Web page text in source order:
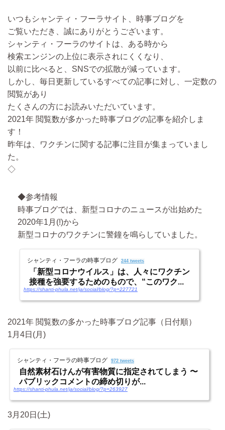
いつもシャンティ・フーラサイト、時事ブログを
ご覧いただき、誠にありがとうございます。
シャンティ・フーラのサイトは、ある時から
検索エンジンの上位に表示されにくくなり、
以前に比べると、SNSでの拡散が減っています。
しかし、毎日更新しているすべての記事に対し、一定数の
閲覧があり
たくさんの方にお読みいただいています。
2021年 閲覧数が多かった時事ブログの記事を紹介しま
す！
昨年は、ワクチンに関する記事に注目が集まっていまし
た。
◇
◆参考情報
時事ブログでは、新型コロナのニュースが出始めた
2020年1月(!)から
新型コロナのワクチンに警鐘を鳴らしていました。
シャンティ・フーラの時事ブログ 244 tweets
「新型コロナウイルス」は、人々にワクチン
接種を強要するためのもので、“このワク...
https://shanti-phula.net/ja/social/blog/?p=227721
2021年 閲覧数の多かった時事ブログ記事（日付順）
1月4日(月)
シャンティ・フーラの時事ブログ 972 tweets
自然素材石けんが有害物質に指定されてしまう 〜
パブリックコメントの締め切りが...
https://shanti-phula.net/ja/social/blog/?p=263927
3月20日(土)